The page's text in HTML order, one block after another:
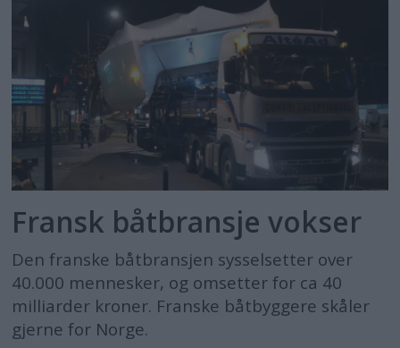
Fransk båtbransje vokser
Den franske båtbransjen sysselsetter over
40.000 mennesker, og omsetter for ca 40
milliarder kroner. Franske båtbyggere skåler
gjerne for Norge.